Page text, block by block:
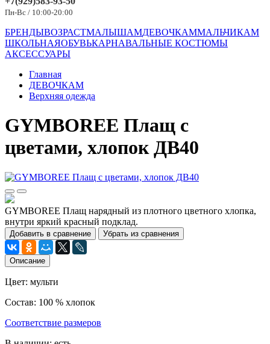
Пн-Вс / 10:00-20:00
БРЕНДЫВОЗРАСТМАЛЫШАМДЕВОЧКАММАЛЬЧИКАМ
ШКОЛЬНАЯОБУВЬКАРНАВАЛЬНЫЕ КОСТЮМЫ
АКСЕССУАРЫ
Главная
ДЕВОЧКАМ
Верхняя одежда
GYMBOREE Плащ с
цветами, хлопок ДВ40
GYMBOREE Плащ нарядный из плотного цветного хлопка,
внутри яркий красный подклад.
Добавить в сравнение Убрать из сравнения
Описание
Цвет: мульти
Состав: 100 % хлопок
Соответствие размеров